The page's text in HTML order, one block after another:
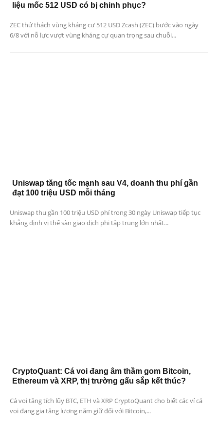
liệu mốc 512 USD có bị chinh phục?
ZEC thử thách vùng kháng cự 512 USD Zcash (ZEC) bước vào ngày
6/8 với nỗ lực vượt vùng kháng cự quan trọng sau chuỗi...
Uniswap tăng tốc mạnh sau V4, doanh thu phí gần
đạt 100 triệu USD mỗi tháng
Uniswap thu gần 100 triệu USD phí trong 30 ngày Uniswap tiếp tục
khẳng định vị thế sàn giao dịch phi tập trung lớn nhất...
CryptoQuant: Cá voi đang âm thầm gom Bitcoin,
Ethereum và XRP, thị trường gấu sắp kết thúc?
Cá voi tăng tích lũy BTC, ETH và XRP CryptoQuant cho biết các ví cá
voi đang gia tăng lượng nắm giữ đối với Bitcoin,...